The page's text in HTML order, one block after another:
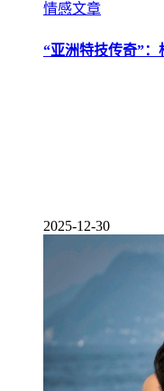
情感文章
“亚洲特技传奇”：
2025-12-30